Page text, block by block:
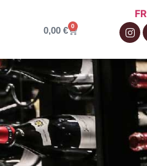
0,00€ 0
FR